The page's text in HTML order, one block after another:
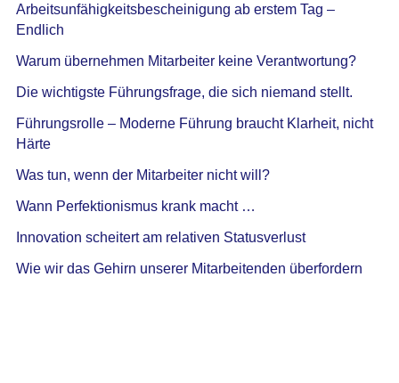
Arbeitsunfähigkeitsbescheinigung ab erstem Tag –
Endlich
Warum übernehmen Mitarbeiter keine Verantwortung?
Die wichtigste Führungsfrage, die sich niemand stellt.
Führungsrolle – Moderne Führung braucht Klarheit, nicht
Härte
Was tun, wenn der Mitarbeiter nicht will?
Wann Perfektionismus krank macht …
Innovation scheitert am relativen Statusverlust
Wie wir das Gehirn unserer Mitarbeitenden überfordern